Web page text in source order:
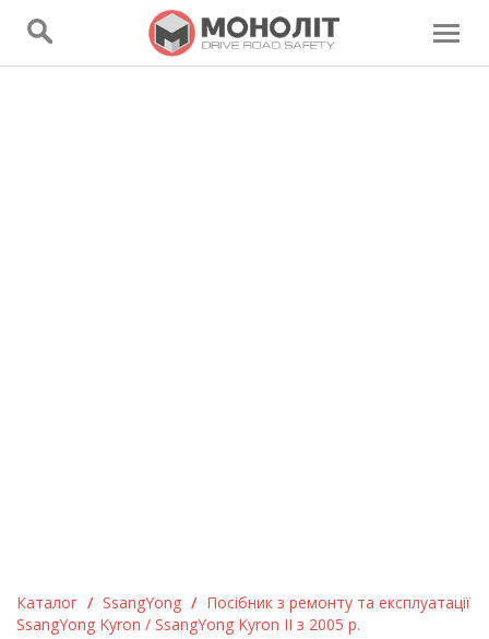
Каталог / SsangYong / Посібник з ремонту та експлуатації
SsangYong Kyron / SsangYong Kyron II з 2005 р.